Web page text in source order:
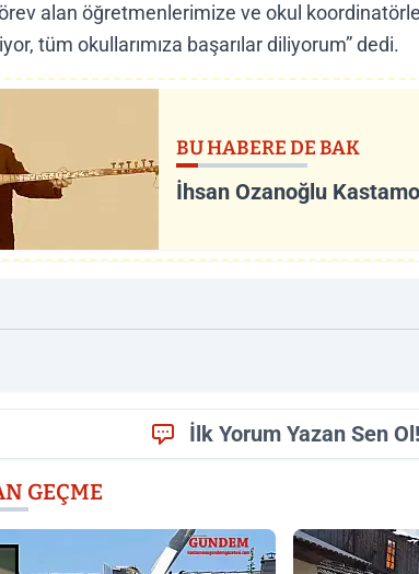
alan öğretmenlerimize ve okul
tüm okullarımıza başarılar diliyorum” dedi.
BU HABERE DE BAK
İhsan Ozanoğlu
İlk Yorum Yazan Sen Ol!
GEÇME